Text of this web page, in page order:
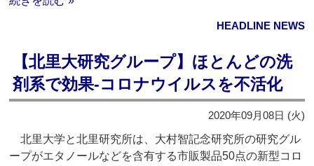
HEADLINE NEWS
【北里大研究グループ】ほとんどの洗
剤系で効果‐コロナウイルスを不活化
2020年09月08日 (火)
北里大学と北里研究所は、大村智記念研究所の研究グル
ープがエタノールなどを含有する市販製品50点の新型コロ